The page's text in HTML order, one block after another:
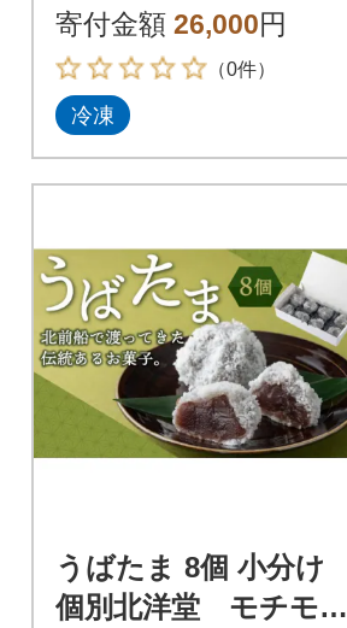
寄付金額 26,000円
（0件）
冷凍
うばたま 8個 小分け
個別北洋堂 モチモチ